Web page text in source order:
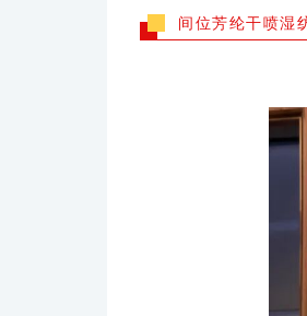
间位芳纶干喷湿